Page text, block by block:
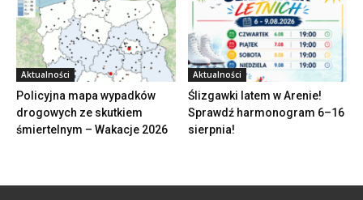
Aktualności
Policyjna mapa wypadków
drogowych ze skutkiem
śmiertelnym – Wakacje 2026
Aktualności
Ślizgawki latem w Arenie!
Sprawdź harmonogram 6–16
sierpnia!